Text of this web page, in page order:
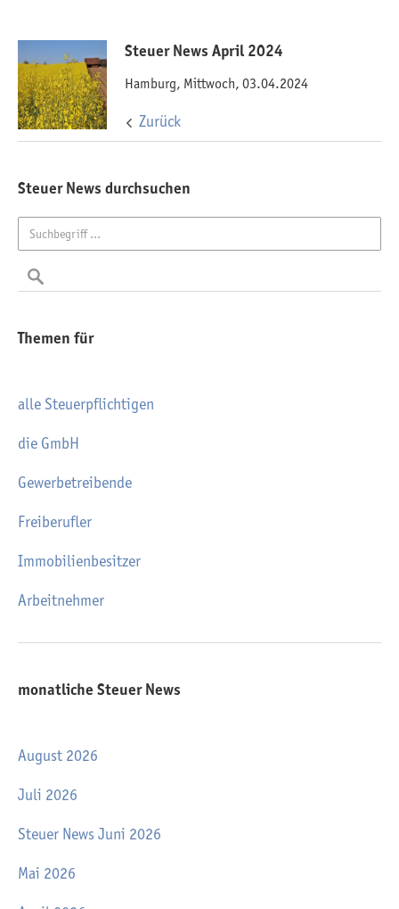
Steuer News April 2024
Hamburg, Mittwoch, 03.04.2024
Zurück
Steuer News durchsuchen
Themen für
alle Steuerpflichtigen
die GmbH
Gewerbetreibende
Freiberufler
Immobilienbesitzer
Arbeitnehmer
monatliche Steuer News
August 2026
Juli 2026
Steuer News Juni 2026
Mai 2026